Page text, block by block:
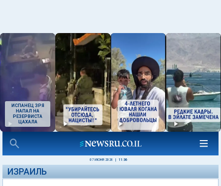
ИСПАНЕЦ ЗРЯ
НАПАЛ НА
РЕЗЕРВИСТА
ЦАХАЛА
07 ИЮНЯ 2026 11:36
ИЗРАИЛЬ